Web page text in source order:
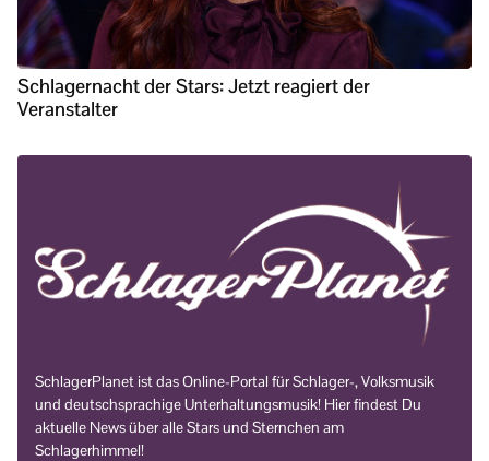
Schlagernacht der Stars: Jetzt reagiert der
Veranstalter
SchlagerPlanet ist das Online-Portal für Schlager-, Volksmusik
und deutschsprachige Unterhaltungsmusik! Hier findest Du
aktuelle News über alle Stars und Sternchen am
Schlagerhimmel!